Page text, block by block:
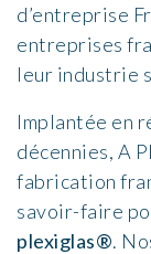
d’entreprise
entreprises
leur industrie
Implantée en
décennies, A
fabrication
savoir-faire
plexiglas®.